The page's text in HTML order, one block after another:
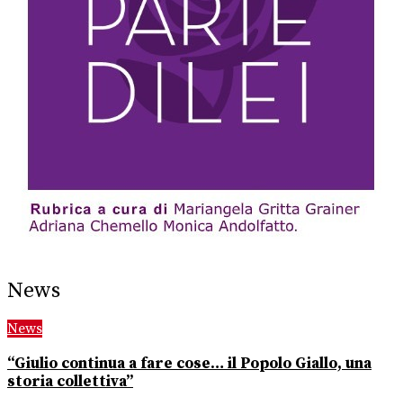
News
News
“Giulio continua a fare cose… il Popolo Giallo, una
storia collettiva”